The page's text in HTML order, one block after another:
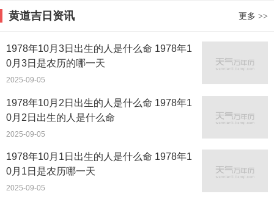
黄道吉日资讯 更多 >>
1978年10月3日出生的人是什么命 1978年1
0月3日是农历的哪一天
2025-09-05
1978年10月2日出生的人是什么命 1978年1
0月2日出生的人是什么命
2025-09-05
1978年10月1日出生的人是什么命 1978年1
0月1日是农历哪一天
2025-09-05